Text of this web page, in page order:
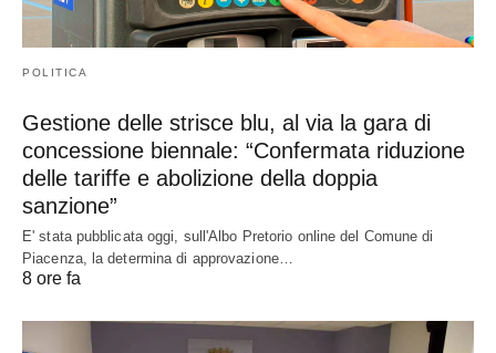
POLITICA
Gestione delle strisce blu, al via la gara di
concessione biennale: “Confermata riduzione
delle tariffe e abolizione della doppia
sanzione”
E' stata pubblicata oggi, sull'Albo Pretorio online del Comune di
Piacenza, la determina di approvazione…
8 ore fa